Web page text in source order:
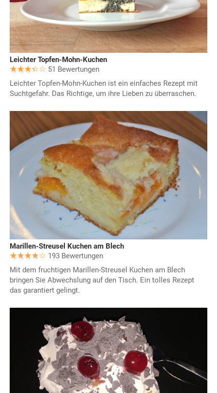
Leichter Topfen-Mohn-Kuchen
51 Bewertungen
Leichter Topfen-Mohn-Kuchen ist ein einfaches Rezept mit
Suchtgefahr. Das Richtige, um ihre Lieben zu überraschen.
Marillen-Streusel Kuchen am Blech
193 Bewertungen
Mit dem fruchtigen Marillen-Streusel Kuchen am Blech
bringen Sie Abwechslung auf den Tisch. Ein tolles Rezept
das garantiert gelingt.